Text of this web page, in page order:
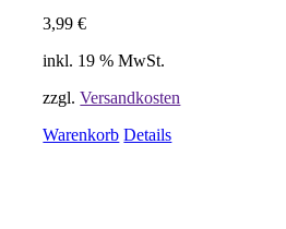
3,99€
inkl. 19 % MwSt.
zzgl.Versandkosten
Warenkorb Details